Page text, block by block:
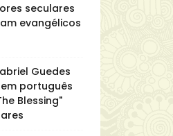
seculares
evangélicos
Guedes
português
Blessing"